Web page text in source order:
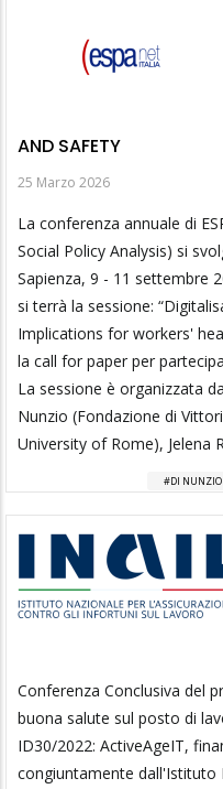
AND SAFETY
25 Marzo 2026
La conferenza annuale di
Social Policy Analysis) si
Sapienza, 9 - 11 settembre
si terrà la sessione:
Implications for workers'
la call for paper per
La sessione è organizzata
Nunzio (Fondazione di
University of Rome), Jelena
DI NUNZIO
Conferenza Conclusiva del
buona salute sul posto di
ID30/2022: ActiveAgeIT,
congiuntamente dall'Istituto